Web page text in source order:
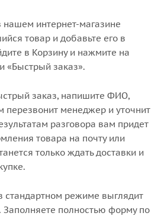
нашем интернет-магазине
товар и добавьте его в
в Корзину и нажмите на
«Быстрый заказ».
заказ, напишите ФИО,
менеджер и уточнит
разговора вам придет
товара на почту или
только ждать доставки и
стандартном режиме выглядит
полностью форму по